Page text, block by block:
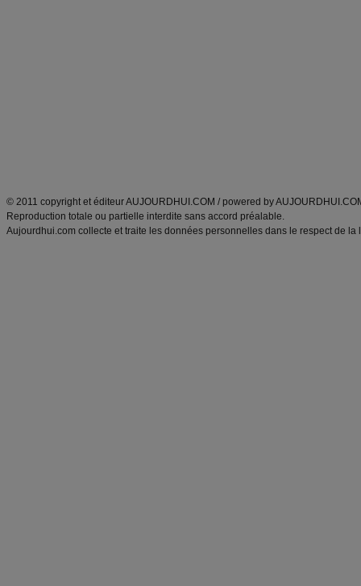
© 2011 copyright et éditeur AUJOURDHUI.COM / powered by
Reproduction totale ou partielle interdite sans accord préalable.
Aujourdhui.com collecte et traite les données personnelles dans le respect de